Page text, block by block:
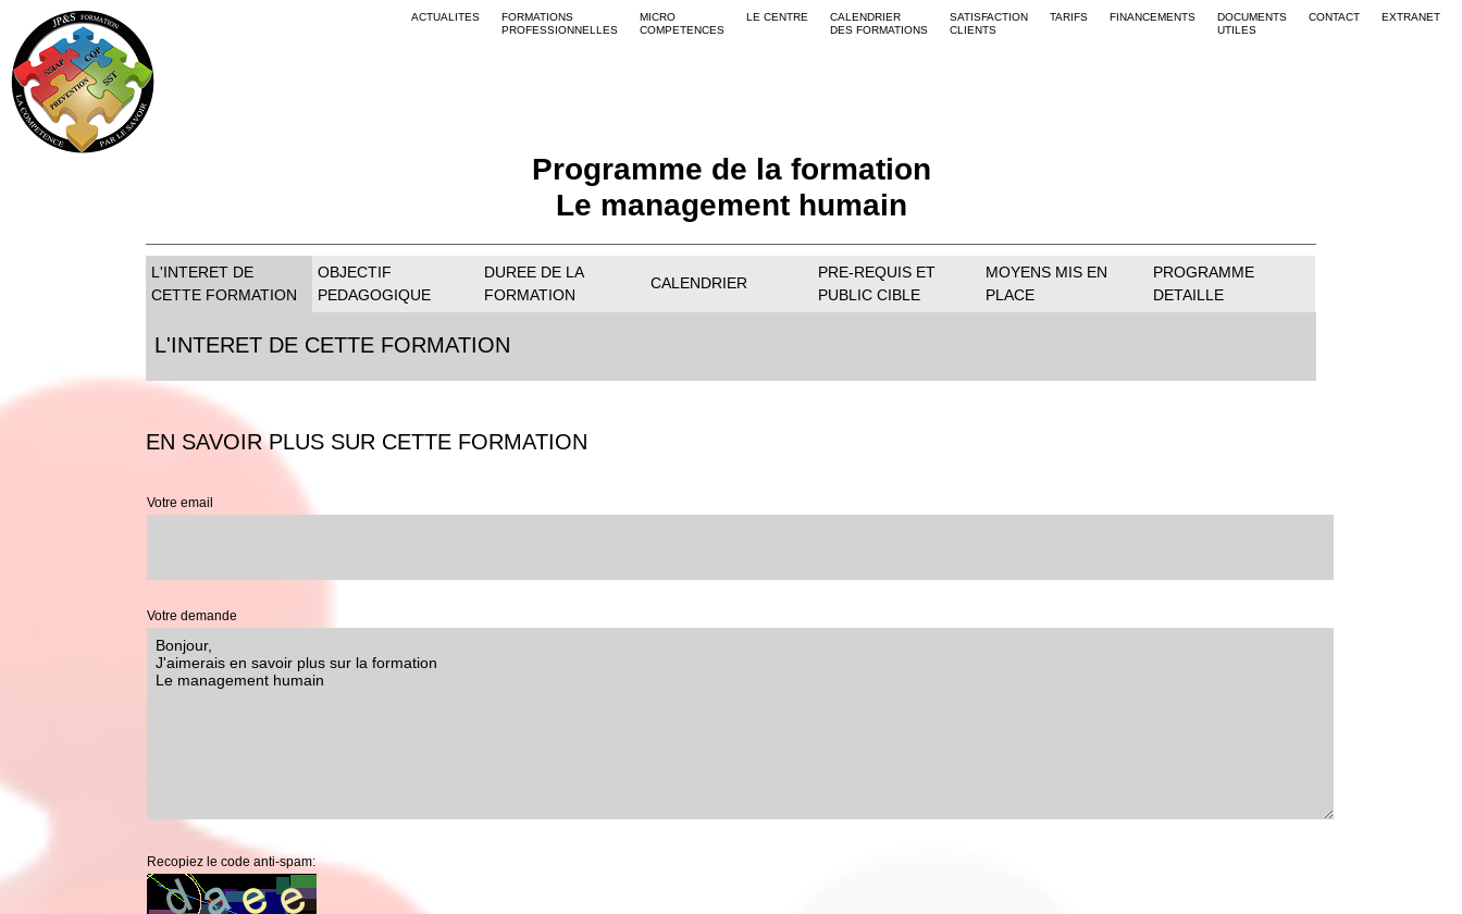
EXTRANET
CONTACT
DOCUMENTS
UTILES
FINANCEMENTS
TARIFS
SATISFACTION
CLIENTS
CALENDRIER
DES FORMATIONS
LE CENTRE
MICRO
COMPETENCES
FORMATIONS
PROFESSIONNELLES
ACTUALITES
Programme de la formation
Le management humain
L'INTERET DE
CETTE FORMATION
OBJECTIF
PEDAGOGIQUE
DUREE DE LA
FORMATION
CALENDRIER
PRE-REQUIS ET
PUBLIC CIBLE
MOYENS MIS EN
PLACE
PROGRAMME
DETAILLE
L'INTERET DE CETTE FORMATION
EN SAVOIR PLUS SUR CETTE FORMATION
Votre email
Votre demande
Recopiez le code anti-spam: